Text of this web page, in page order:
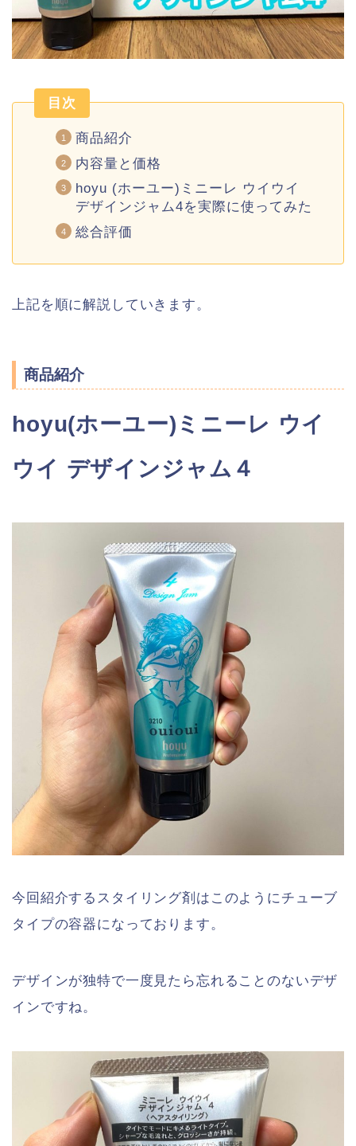
目次
商品紹介
内容量と価格
hoyu (ホーユー)ミニーレ ウイウイ
デザインジャム4を実際に使ってみた
総合評価
上記を順に解説していきます。
商品紹介
hoyu(ホーユー)ミニーレ ウイ
ウイ デザインジャム４
今回紹介するスタイリング剤はこのようにチューブ
タイプの容器になっております。
デザインが独特で一度見たら忘れることのないデザ
インですね。